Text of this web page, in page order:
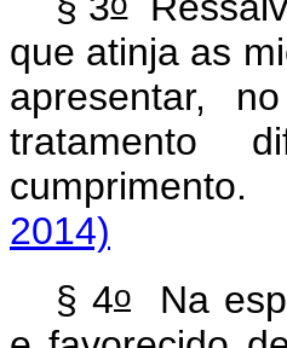
que atinja as
apresentar,
tratamento
2014)
§ 4o Na